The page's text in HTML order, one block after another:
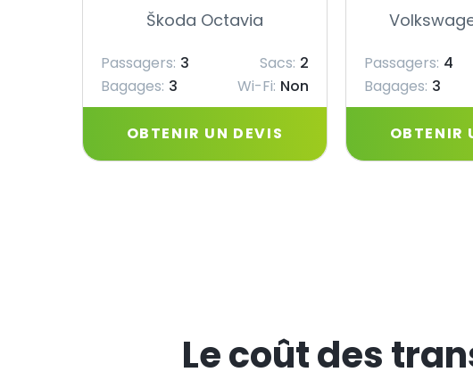
Škoda Octavia
Passagers: 3 Sacs: 2
Bagages: 3 Wi-Fi: Non
OBTENIR UN DEVIS
Passagers: 4
Bagages: 3
OBTENIR
Le coût des